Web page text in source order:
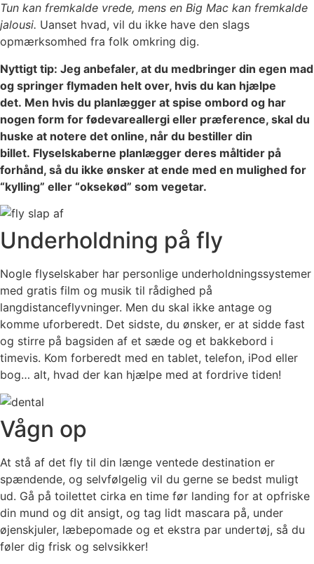
Tun kan fremkalde vrede, mens en Big Mac kan fremkalde
jalousi. Uanset hvad, vil du ikke have den slags
opmærksomhed fra folk omkring dig.
Nyttigt tip: Jeg anbefaler, at du medbringer din egen mad
og springer flymaden helt over, hvis du kan hjælpe
det. Men hvis du planlægger at spise ombord og har
nogen form for fødevareallergi eller præference, skal du
huske at notere det online, når du bestiller din
billet. Flyselskaberne planlægger deres måltider på
forhånd, så du ikke ønsker at ende med en mulighed for
“kylling” eller “oksekød” som vegetar.
Underholdning på fly
Nogle flyselskaber har personlige underholdningssystemer
med gratis film og musik til rådighed på
langdistanceflyvninger. Men du skal ikke antage og
komme uforberedt. Det sidste, du ønsker, er at sidde fast
og stirre på bagsiden af ​​et sæde og et bakkebord i
timevis. Kom forberedt med en tablet, telefon, iPod eller
bog… alt, hvad der kan hjælpe med at fordrive tiden!
Vågn op
At stå af det fly til din længe ventede destination er
spændende, og selvfølgelig vil du gerne se bedst muligt
ud. Gå på toilettet cirka en time før landing for at opfriske
din mund og dit ansigt, og tag lidt mascara på, under
øjenskjuler, læbepomade og et ekstra par undertøj, så du
føler dig frisk og selvsikker!